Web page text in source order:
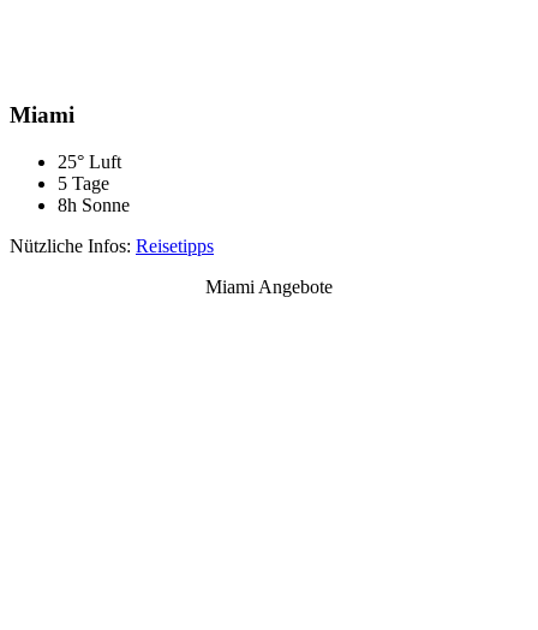
Miami
25° Luft
5 Tage
8h Sonne
Nützliche Infos: Reisetipps
Miami Angebote